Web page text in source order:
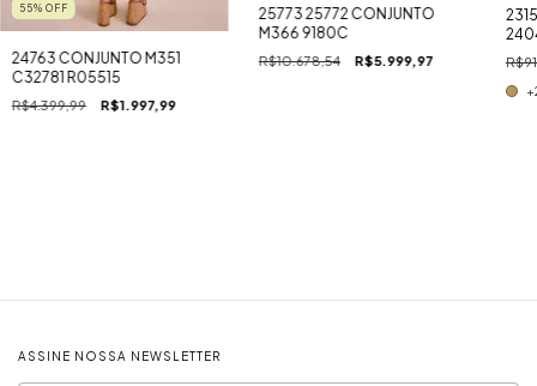
55% OFF
24763 CONJUNTO M351
C32781 R05515
R$4.399,99 R$1.997,99
25773 25772 CONJUNTO
M366 9180C
R$10.678,54 R$5.999,97
ASSINE NOSSA NEWSLETTER